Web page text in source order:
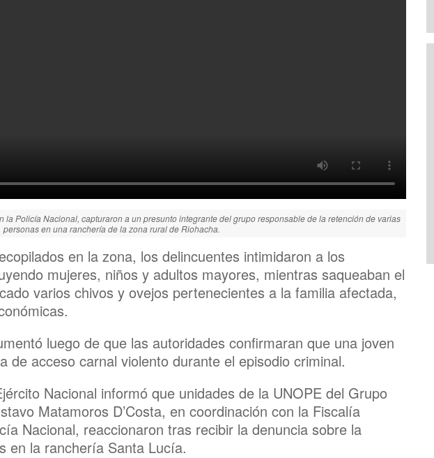
la Policía Nacional, capturaron a un presunto integrante del grupo responsable de la retención de varias
personas en una ranchería de la zona rural de Riohacha.
en la zona, los delincuentes intimidaron a los
mujeres, niños y adultos mayores, mientras saqueaban el
varios chivos y ovejos pertenecientes a la familia afectada,
luego de que las autoridades confirmaran que una joven
de acceso carnal violento durante el episodio criminal.
Nacional informó que unidades de la UNOPE del Grupo
Matamoros D’Costa, en coordinación con la Fiscalía
Nacional, reaccionaron tras recibir la denuncia sobre la
en la ranchería Santa Lucía.